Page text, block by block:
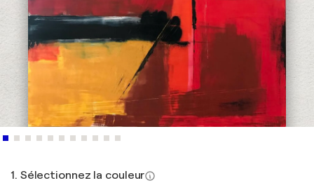
1. Sélectionnez la couleur